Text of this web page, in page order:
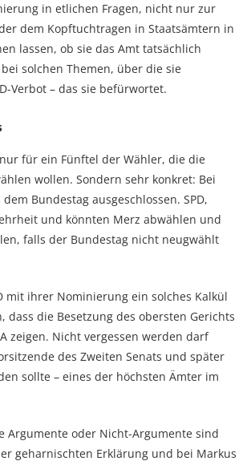
in etlichen Fragen, nicht nur zur
dem Kopftuchtragen in Staatsämtern in
lassen, ob sie das Amt tatsächlich
solchen Themen, über die sie
Verbot – das sie befürwortet.
für ein Fünftel der Wähler, die die
wollen. Sondern sehr konkret: Bei
Bundestag ausgeschlossen. SPD,
und könnten Merz abwählen und
falls der Bundestag nicht neugwählt
mit ihrer Nominierung ein solches Kalkül
die Besetzung des obersten Gerichts
zeigen. Nicht vergessen werden darf
des Zweiten Senats und später
sollte – eines der höchsten Ämter im
Argumente oder Nicht-Argumente sind
geharnischten Erklärung und bei Markus